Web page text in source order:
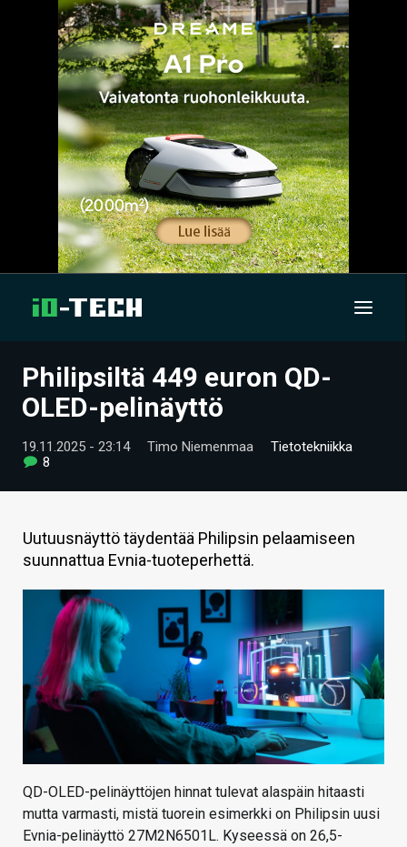
UUTISET
VIDEOT
TIETOA
KAUPPA
VAIHDA TEEMA
HAKU
Philipsiltä 449 euron QD-
OLED-pelinäyttö
19.11.2025 - 23:14 Timo Niemenmaa
Tietotekniikka
8
Uutuusnäyttö täydentää Philipsin pelaamiseen
suunnattua Evnia-tuoteperhettä.
QD-OLED-pelinäyttöjen hinnat tulevat alaspäin hitaasti
mutta varmasti, mistä tuorein esimerkki on Philipsin uusi
Evnia-pelinäyttö 27M2N6501L. Kyseessä on 26,5-